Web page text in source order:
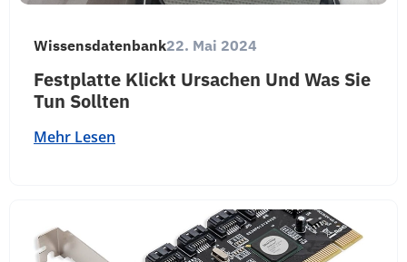
Wissensdatenbank22. Mai 2024
Festplatte Klickt Ursachen Und Was Sie
Tun Sollten
Mehr Lesen